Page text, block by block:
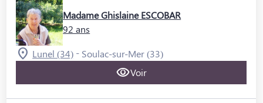
Madame Ghislaine ESCOBAR
92 ans
Lunel (34) - Soulac-sur-Mer (33)
Voir